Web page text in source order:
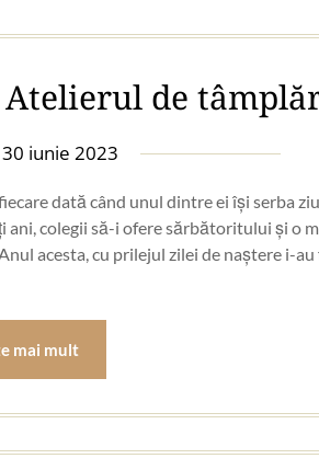
de
30 iunie 2023
dată când unul dintre ei își serba
colegii să-i ofere sărbătoritului și o
acesta, cu prilejul zilei de naștere i-
mai mult